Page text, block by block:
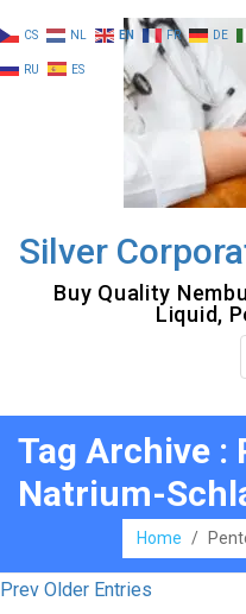
to
content
Silver
Buy Quality
Liquid,
Tag Archive :
Natrium-
Home /
Prev Older Entries
CS NL EN FR DE
RU ES